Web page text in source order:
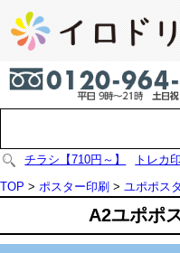
チラシ【710円～】
トレカ
TOP > ポスター印刷 > ユポポス
A2ユポポ